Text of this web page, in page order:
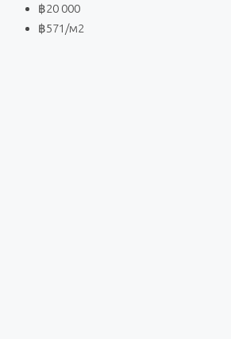
฿20 000
฿571 /м2